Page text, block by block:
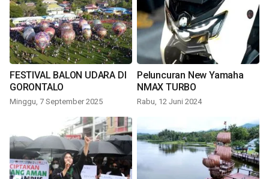
FESTIVAL BALON UDARA DI
GORONTALO
Minggu, 7 September 2025
Peluncuran New Yamaha
NMAX TURBO
Rabu, 12 Juni 2024